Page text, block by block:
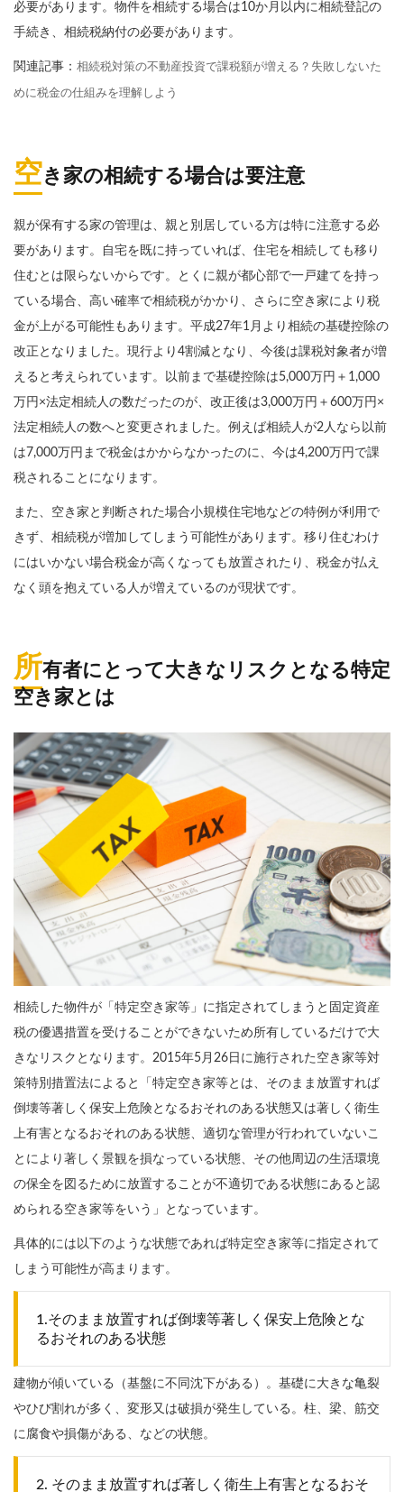
必要があります。物件を相続する場合は10か月以内に相続登記の
手続き、相続税納付の必要があります。
関連記事： 相続税対策の不動産投資で課税額が増える？失敗しないた
めに税金の仕組みを理解しよう
空き家の相続する場合は要注意
親が保有する家の管理は、親と別居している方は特に注意する必
要があります。自宅を既に持っていれば、住宅を相続しても移り
住むとは限らないからです。とくに親が都心部で一戸建てを持っ
ている場合、高い確率で相続税がかかり、さらに空き家により税
金が上がる可能性もあります。平成27年1月より相続の基礎控除の
改正となりました。現行より4割減となり、今後は課税対象者が増
えると考えられています。以前まで基礎控除は5,000万円＋1,000
万円×法定相続人の数だったのが、改正後は3,000万円＋600万円×
法定相続人の数へと変更されました。例えば相続人が2人なら以前
は7,000万円まで税金はかからなかったのに、今は4,200万円で課
税されることになります。
また、空き家と判断された場合小規模住宅地などの特例が利用で
きず、相続税が増加してしまう可能性があります。移り住むわけ
にはいかない場合税金が高くなっても放置されたり、税金が払え
なく頭を抱えている人が増えているのが現状です。
所有者にとって大きなリスクとなる特定
空き家とは
相続した物件が「特定空き家等」に指定されてしまうと固定資産
税の優遇措置を受けることができないため所有しているだけで大
きなリスクとなります。2015年5月26日に施行された空き家等対
策特別措置法によると「特定空き家等とは、そのまま放置すれば
倒壊等著しく保安上危険となるおそれのある状態又は著しく衛生
上有害となるおそれのある状態、適切な管理が行われていないこ
とにより著しく景観を損なっている状態、その他周辺の生活環境
の保全を図るために放置することが不適切である状態にあると認
められる空き家等をいう」となっています。
具体的には以下のような状態であれば特定空き家等に指定されて
しまう可能性が高まります。
1.そのまま放置すれば倒壊等著しく保安上危険とな
るおそれのある状態
建物が傾いている（基盤に不同沈下がある）。基礎に大きな亀裂
やひび割れが多く、変形又は破損が発生している。柱、梁、筋交
に腐食や損傷がある、などの状態。
2. そのまま放置すれば著しく衛生上有害となるおそ